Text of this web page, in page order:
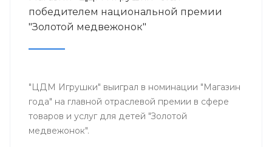
победителем национальной премии
"Золотой медвежонок"
"ЦДМ Игрушки" выиграл в номинации "Магазин
года" на главной отраслевой премии в сфере
товаров и услуг для детей "Золотой
медвежонок".